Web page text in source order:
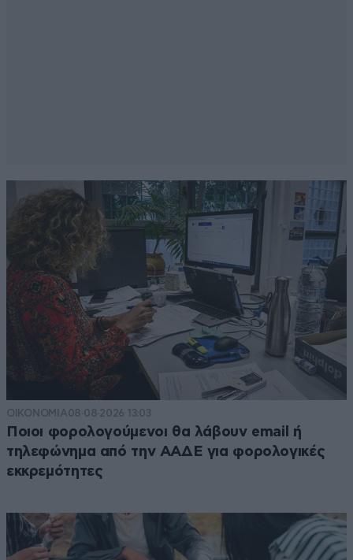
ΟΙΚΟΝΟΜΙΑ08·08·2026 13:03
Ποιοι φορολογούμενοι θα λάβουν email ή
τηλεφώνημα από την ΑΑΔΕ για φορολογικές
εκκρεμότητες